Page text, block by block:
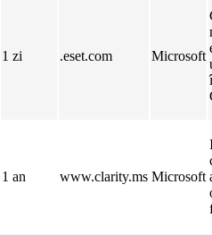
1 zi .eset.com Microsoft
1 an www.clarity.ms Microsoft